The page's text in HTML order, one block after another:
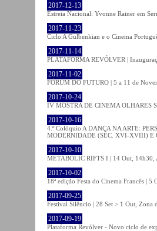
2017-12-13
Estreia Nacional: Yvonne Rainer em
2017-11-23
Ciclo A Gulbenkian e o Cinema
2017-11-14
PLATAFORMA REVÓLVER |
2017-11-02
FÓRUM DO FUTURO | 5 a 11 de
2017-10-24
IV MOSTRA DE CINEMA OLHARES
2017-10-16
4.º Colóquio A DANÇA NA ARTE:
MODERNIDADE (SÉC. XVI-XVIII) E
2017-10-10
METABOLIC RIFTS I | 14 Out, 14h30,
2017-10-02
18ª edição Festa do Cinema Francês |
2017-09-25
Festival Silêncio | 28 Set > 1 Out, Zona
2017-09-19
Plataforma Revólver - Novo ciclo de